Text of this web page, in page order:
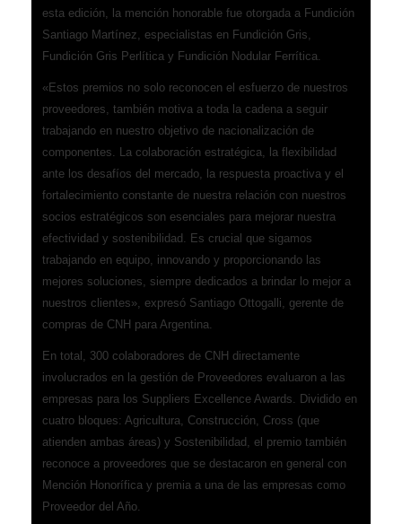
esta edición, la mención honorable fue otorgada a Fundición
Santiago Martínez, especialistas en Fundición Gris,
Fundición Gris Perlítica y Fundición Nodular Ferrítica.
«Estos premios no solo reconocen el esfuerzo de nuestros
proveedores, también motiva a toda la cadena a seguir
trabajando en nuestro objetivo de nacionalización de
componentes. La colaboración estratégica, la flexibilidad
ante los desafíos del mercado, la respuesta proactiva y el
fortalecimiento constante de nuestra relación con nuestros
socios estratégicos son esenciales para mejorar nuestra
efectividad y sostenibilidad. Es crucial que sigamos
trabajando en equipo, innovando y proporcionando las
mejores soluciones, siempre dedicados a brindar lo mejor a
nuestros clientes», expresó Santiago Ottogalli, gerente de
compras de CNH para Argentina.
En total, 300 colaboradores de CNH directamente
involucrados en la gestión de Proveedores evaluaron a las
empresas para los Suppliers Excellence Awards. Dividido en
cuatro bloques: Agricultura, Construcción, Cross (que
atienden ambas áreas) y Sostenibilidad, el premio también
reconoce a proveedores que se destacaron en general con
Mención Honorífica y premia a una de las empresas como
Proveedor del Año.